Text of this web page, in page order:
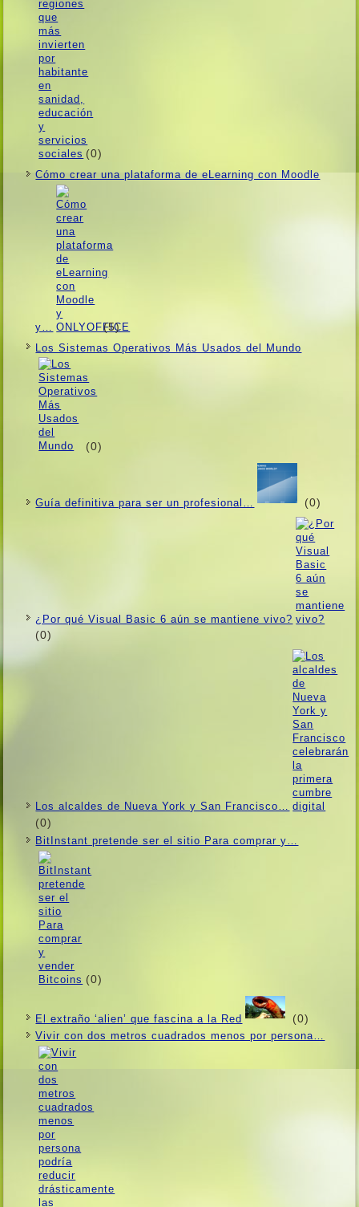
(0)
Cómo crear una plataforma de eLearning con Moodle
y… (5)
Los Sistemas Operativos Más Usados ​​del Mundo
(0)
Guí­a definitiva para ser un profesional… (0)
¿Por qué Visual Basic 6 aún se mantiene vivo?
(0)
Los alcaldes de Nueva York y San Francisco…
(0)
BitInstant pretende ser el sitio Para comprar y…
(0)
El extraño ‘alien’ que fascina a la Red (0)
Vivir con dos metros cuadrados menos por persona…